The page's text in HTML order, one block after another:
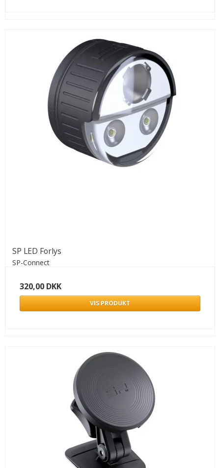
SP LED Forlys
SP-Connect
320,00 DKK
VIS PRODUKT